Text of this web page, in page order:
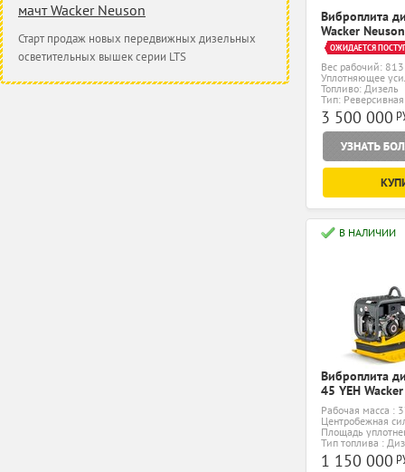
мачт Wacker Neuson
Старт продаж новых передвижных дизельных
осветительных вышек серии LTS
Виброплита
Wacker
ОЖИДАЕТСЯ
Вес рабочий: 813
Уплотняющее
Топливо: Дизель
Тип: Реверсивная
3 500 000
В НАЛИЧИИ
Виброплита
45 YEH
Рабочая масса :
Центробежная
Площадь
Тип топлива :
1 150 000